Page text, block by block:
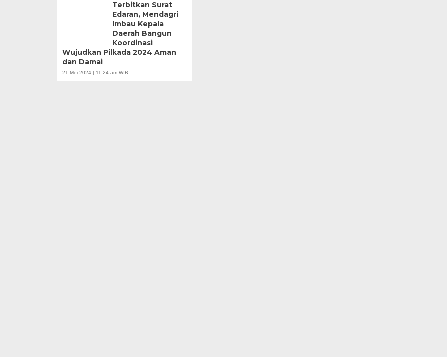
Terbitkan Surat
Edaran, Mendagri
Imbau Kepala
Daerah Bangun
Koordinasi
Wujudkan Pilkada 2024 Aman
dan Damai
21 Mei 2024 | 11:24 am WIB